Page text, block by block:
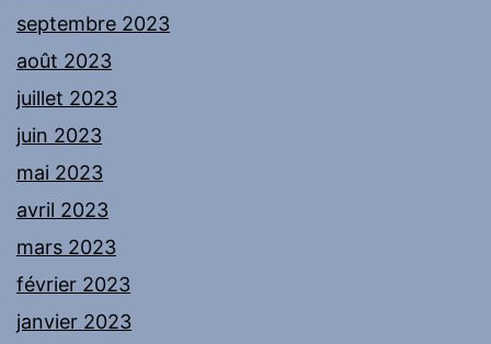
septembre 2023
août 2023
juillet 2023
juin 2023
mai 2023
avril 2023
mars 2023
février 2023
janvier 2023